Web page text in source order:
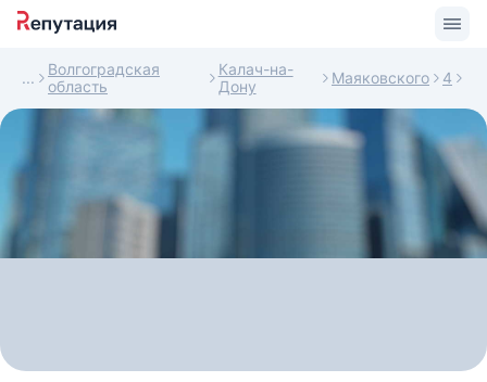
Волгоградская
область
Калач-на-
Дону
Маяковского 4